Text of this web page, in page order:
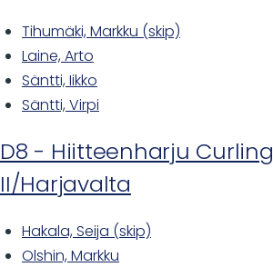
Tihumäki, Markku (skip)
Laine, Arto
Säntti, Iikko
Säntti, Virpi
D8 - Hiitteenharju Curling
II/Harjavalta
Hakala, Seija (skip)
Olshin, Markku